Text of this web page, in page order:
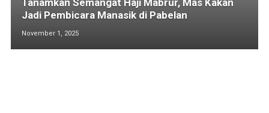
Tanamkan Semangat Haji Mabrur, Mas Kakan
Jadi Pembicara Manasik di Pabelan
November 1, 2025